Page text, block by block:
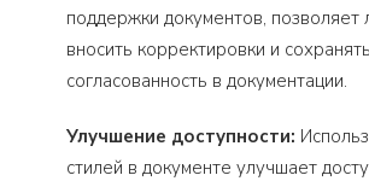
поддержки документов, позволяет
вносить корректировки и сохранять
согласованность в документации.
Улучшение доступности:
стилей в документе улучшает